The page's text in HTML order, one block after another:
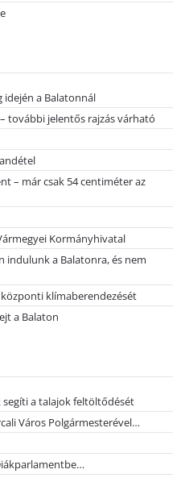
idején a Balatonnál
további jelentős rajzás várható
– már csak 54 centiméter az
Kormányhivatal
indulunk a Balatonra, és nem
klímaberendezését
a Balaton
a talajok feltöltődését
Város Polgármesterével…